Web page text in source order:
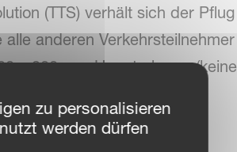
(TTS) verhält sich der Pflug
anderen Verkehrsteilnehmer
x 200 mm Hauptrahmen (keine
Robustheit für einen
zu personalisieren
werden dürfen